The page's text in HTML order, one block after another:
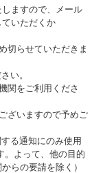
ますので、メール
いただくか
切らせていただきま
い。
関をご利用くださ
ざいますので予めご
る通知にのみ使用
。よって、他の目的
らの要請を除く）